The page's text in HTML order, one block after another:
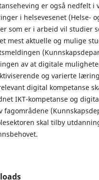
er også nedfelt
i helsevesenet (Helse-
som er i arbeid vil studier
mest aktuelle og mulige
av at digitale
og varierte
digital kompetanse
IKT-kompetanse og
fagområdene
skal tilby